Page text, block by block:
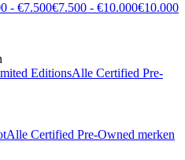
- €7.500€7.500 - €10.000€10.000
EditionsAlle Certified Pre-
Alle Certified Pre-Owned merken